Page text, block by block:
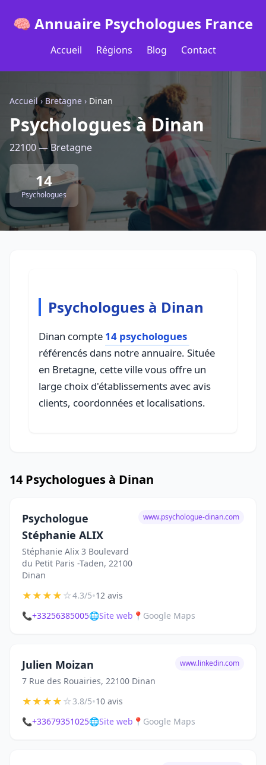
🧠 Annuaire Psychologues France
Accueil Régions Blog Contact
Accueil› Bretagne › Dinan
Psychologues à Dinan
22100 — Bretagne
14
Psychologues
Psychologues à Dinan
Dinan compte 14 psychologues
référencés dans notre annuaire. Située
en Bretagne, cette ville vous offre un
large choix d'établissements avec avis
clients, coordonnées et localisations.
14 Psychologues à Dinan
Psychologue
Stéphanie ALIX
Stéphanie Alix 3 Boulevard
du Petit Paris -Taden, 22100
Dinan
www.psychologue-dinan.com
★★★★☆4.3/5•12 avis
📞+33256385005🌐Site web 📍 Google Maps
Julien Moizan
7 Rue des Rouairies, 22100 Dinan
www.linkedin.com
★★★★☆3.8/5•10 avis
📞+33679351025🌐Site web 📍 Google Maps